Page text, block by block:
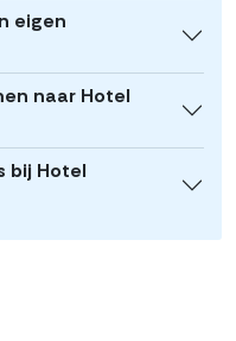
eigen
naar Hotel
bij Hotel